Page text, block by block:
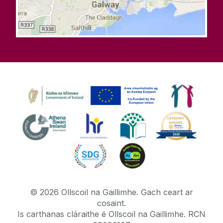
© 2026 Ollscoil na Gaillimhe. Gach ceart ar
cosaint.
Is carthanas cláraithe é Ollscoil na Gaillimhe. RCN